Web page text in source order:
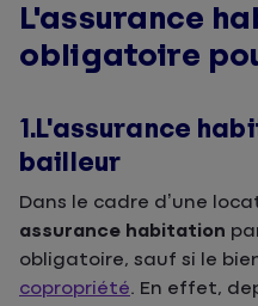
L'assurance
obligatoire
1.L'assurance
bailleur
Dans le cadre d’une
assurance habitation
obligatoire, sauf si le
copropriété. En effet,